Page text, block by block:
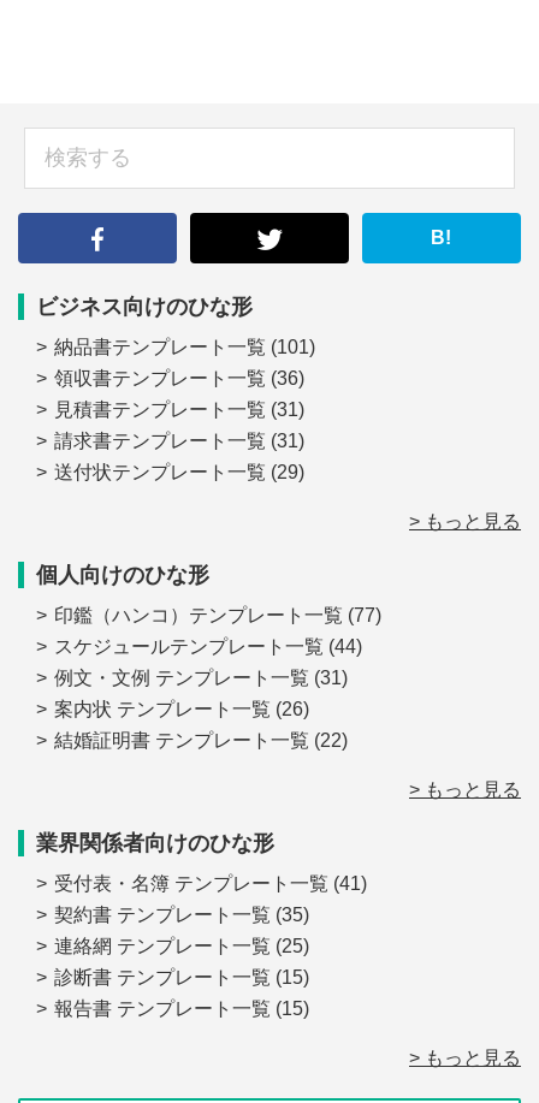
B!
ビジネス向けのひな形
納品書テンプレート一覧 (101)
領収書テンプレート一覧 (36)
見積書テンプレート一覧 (31)
請求書テンプレート一覧 (31)
送付状テンプレート一覧 (29)
> もっと見る
個人向けのひな形
印鑑（ハンコ）テンプレート一覧 (77)
スケジュールテンプレート一覧 (44)
例文・文例 テンプレート一覧 (31)
案内状 テンプレート一覧 (26)
結婚証明書 テンプレート一覧 (22)
> もっと見る
業界関係者向けのひな形
受付表・名簿 テンプレート一覧 (41)
契約書 テンプレート一覧 (35)
連絡網 テンプレート一覧 (25)
診断書 テンプレート一覧 (15)
報告書 テンプレート一覧 (15)
> もっと見る